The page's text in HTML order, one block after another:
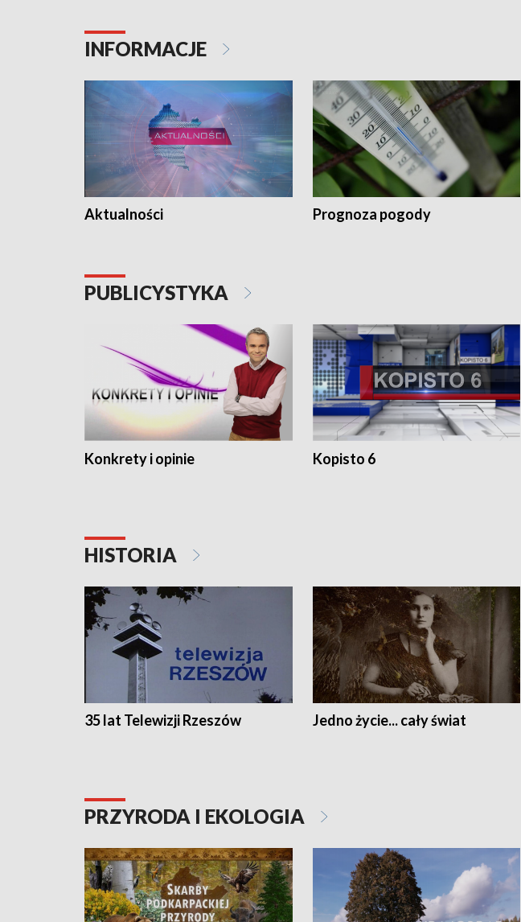
INFORMACJE
Aktualności Prognoza pogody
PUBLICYSTYKA
Konkrety i opinie Kopisto 6
HISTORIA
35 lat Telewizji Rzeszów Jedno życie... cały świat
PRZYRODA I EKOLOGIA